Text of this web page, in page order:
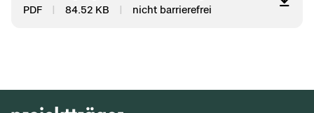
PDF
84.52 KB nicht bar­rie­re­frei